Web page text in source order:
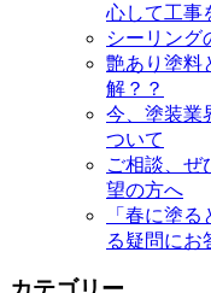
心して工事
シーリング
艶あり塗料
解？？
今、塗装業
ついて
ご相談、ぜ
望の方へ
「春に塗
る疑問にお